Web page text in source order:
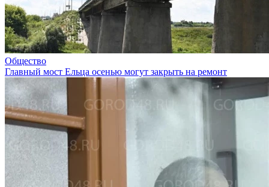
Общество
Главный мост Ельца осенью могут закрыть на ремонт